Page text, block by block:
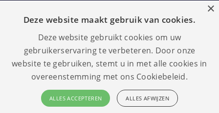
Taal:
GDPR
compliant
Wij accepteren
×
Deze website maakt gebruik van cookies.
Deze website gebruikt cookies om uw
gebruikerservaring te verbeteren. Door onze
website te gebruiken, stemt u in met alle cookies in
overeenstemming met ons Cookiebeleid.
ALLES ACCEPTEREN ALLES AFWIJZEN